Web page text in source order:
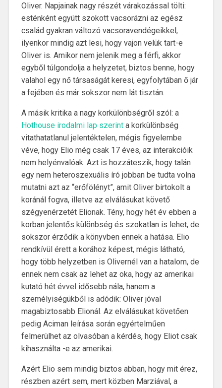
Oliver. Napjainak nagy részét várakozással tölti:
esténként együtt szokott vacsorázni az egész
család gyakran változó vacsoravendégeikkel,
ilyenkor mindig azt lesi, hogy vajon velük tart-e
Oliver is. Amikor nem jelenik meg a férfi, akkor
egyből túlgondolja a helyzetet, biztos benne, hogy
valahol egy nő társaságát keresi, egyfolytában ő jár
a fejében és már sokszor nem lát tisztán.
A másik kritika a nagy korkülönbségről szól: a
Hothouse irodalmi lap szerinta korkülönbség
vitathatatlanul jelentéktelen, mégis figyelembe
véve, hogy Elio még csak 17 éves, az interakcióik
nem helyénvalóak. Azt is hozzáteszik, hogy talán
egy nem heteroszexuális író jobban be tudta volna
mutatni azt az “erőfölényt”, amit Oliver birtokolt a
koránál fogva, illetve az elválásukat követő
szégyenérzetét Elionak. Tény, hogy hét év ebben a
korban jelentős különbség és szokatlan is lehet, de
sokszor érződik a könyvben ennek a hatása. Elio
rendkívül érett a korához képest, mégis látható,
hogy több helyzetben is Olivernél van a hatalom, de
ennek nem csak az lehet az oka, hogy az amerikai
kutató hét évvel idősebb nála, hanem a
személyiségükből is adódik: Oliver jóval
magabiztosabb Elionál. Az elválásukat követően
pedig Aciman leírása során egyértelműen
felmerülhet az olvasóban a kérdés, hogy Eliot csak
kihasználta -e az amerikai.
Azért Elio sem mindig biztos abban, hogy mit érez,
részben azért sem, mert közben Marziával, a